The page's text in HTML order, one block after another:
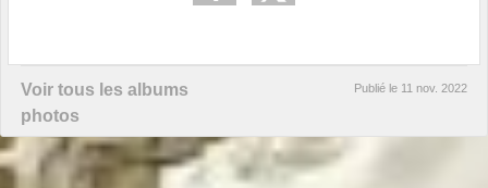
Voir tous les albums
photos
Publié le 11 nov. 2022